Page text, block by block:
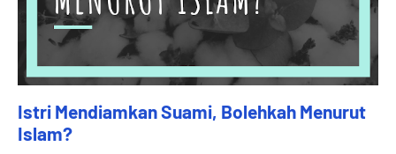
Istri Mendiamkan Suami, Bolehkah Menurut
Islam?